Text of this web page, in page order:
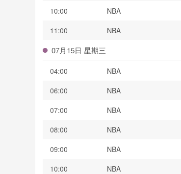
10:00
NBA
11:00
NBA
07月15日 星期三
04:00 NBA
06:00
NBA
07:00
NBA
08:00
NBA
09:00
NBA
10:00
NBA